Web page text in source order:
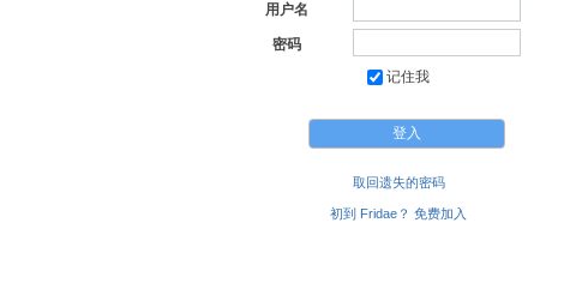
用户名
密码
记住我
取回遗失的密码
初到 Fridae？ 免费加入